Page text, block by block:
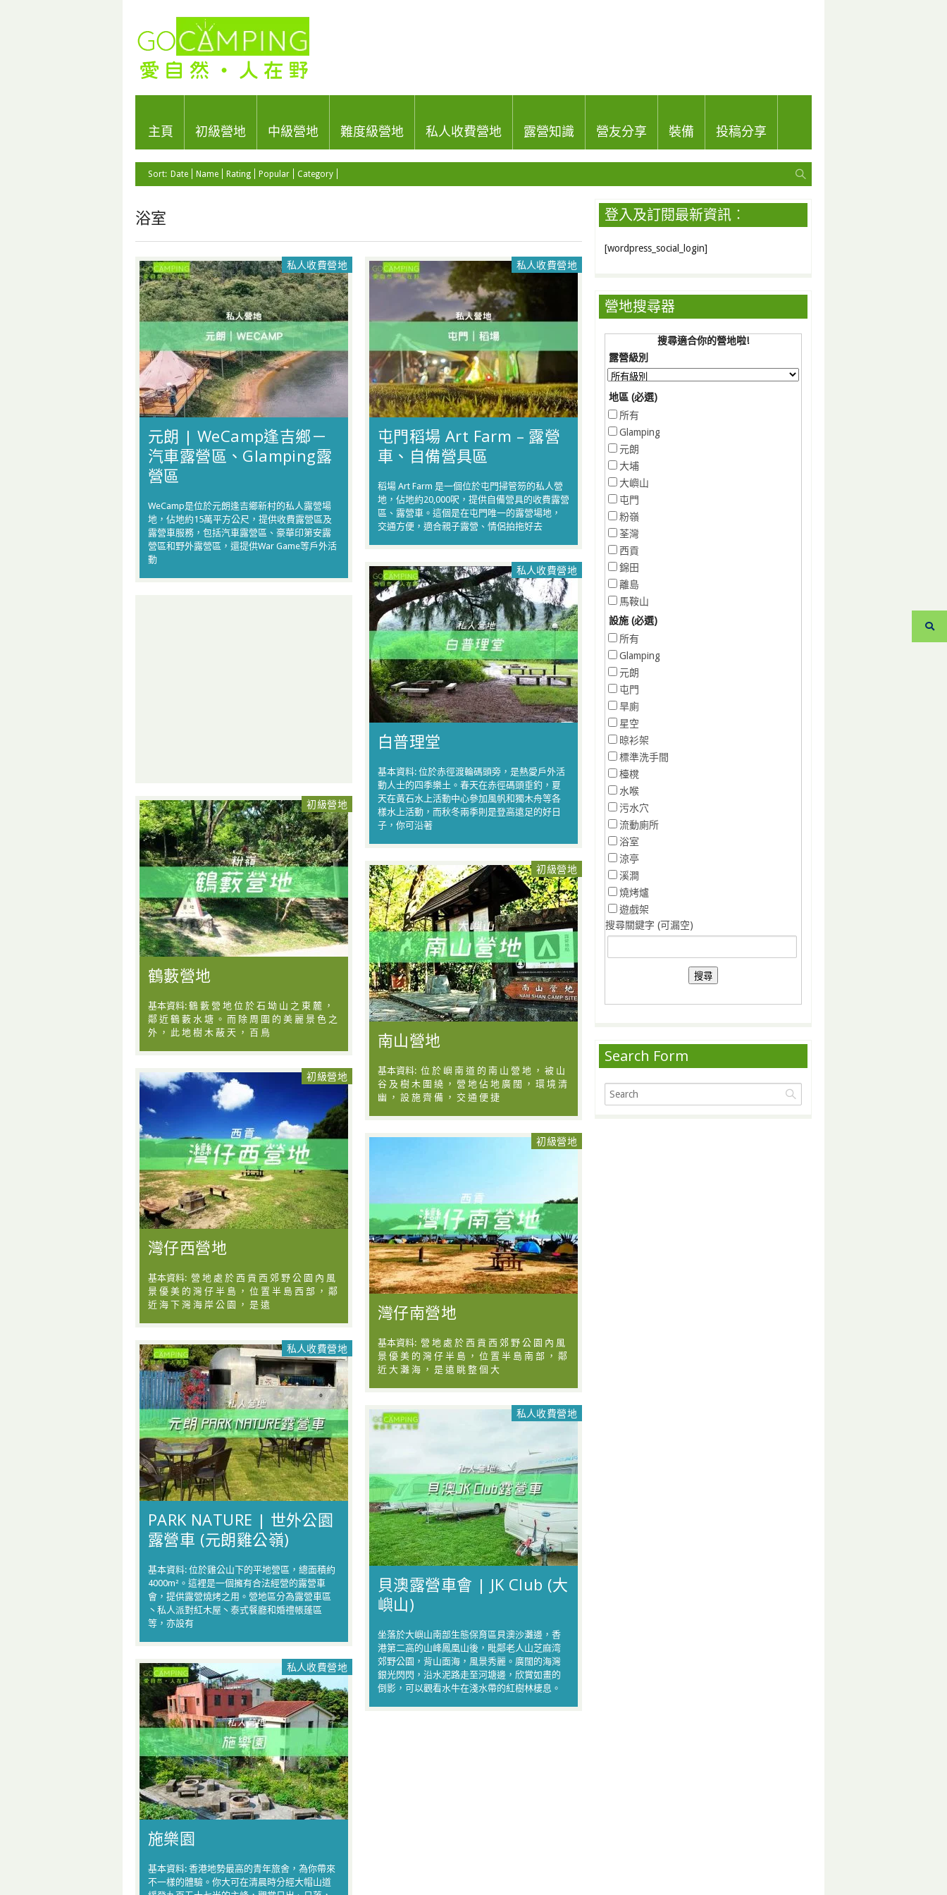
主頁 初級營地 中級營地 難度級營地 私人收費營地 露營知識 營友分享 裝備 投稿分享
Sort: Date Name Rating Popular Category
浴室
私人收費營地
元朗 | WeCamp逢吉鄉－
汽車露營區、Glamping露
營區
WeCamp是位於元朗逢吉鄉新村的私人露營場
地，佔地約15萬平方公尺，提供收費露營區及
露營車服務，包括汽⾞露營區、豪華印第安露
營區和野外露營區，還提供War Game等戶外活
動
私人收費營地
屯門稻場 Art Farm – 露營
車、自備營具區
稻場 Art Farm 是一個位於屯門掃管笏的私人營
地，佔地約20,000呎，提供自備營具的收費露營
區、露營車。這個是在屯門唯一的露營場地，
交通方便，適合親子露營、情侶拍拖好去
私人收費營地
白普理堂
基本資料: 位於赤徑渡輪碼頭旁，是熱愛戶外活
動人士的四季樂土。春天在赤徑碼頭垂釣，夏
天在黃石水上活動中心參加風帆和獨木舟等各
樣水上活動，而秋冬兩季則是登高遠足的好日
子，你可沿著
初級營地
鶴藪營地
基本資料: 鶴 藪 營 地 位 於 石 坳 山 之 東 麓 ，
鄰 近 鶴 藪 水 塘 。 而 除 周 圍 的 美 麗 景 色 之
外 ， 此 地 樹 木 蔽 天 ， 百 鳥
初級營地
南山營地
基本資料: 位 於 嶼 南 道 的 南 山 營 地 ， 被 山
谷 及 樹 木 圍 繞 ， 營 地 佔 地 廣 闊 ， 環 境 清
幽 ， 設 施 齊 備 ， 交 通 便 捷
初級營地
灣仔西營地
基本資料: 營 地 處 於 西 貢 西 郊 野 公 園 內 風
景 優 美 的 灣 仔 半 島 ， 位 置 半 島 西 部 ， 鄰
近 海 下 灣 海 岸 公 園 ， 是 遠
初級營地
灣仔南營地
基本資料: 營 地 處 於 西 貢 西 郊 野 公 園 內 風
景 優 美 的 灣 仔 半 島 ， 位 置 半 島 南 部 ， 鄰
近 大 灘 海 ， 是 遠 眺 整 個 大
私人收費營地
PARK NATURE | 世外公園
露營車 (元朗雞公嶺)
基本資料: 位於雞公山下的平地營區，總面積約
4000m²。這裡是一個擁有合法經營的露營車
會，提供露營燒烤之用。營地區分為露營車區
丶私人派對紅木屋丶泰式餐廳和婚禮帳蓬區
等，亦設有
私人收費營地
貝澳露營車會 | JK Club (大
嶼山)
坐落於大嶼山南部生態保育區貝澳沙灘邊，香
港第二高的山峰鳳凰山後，毗鄰老人山芝麻湾
郊野公園，背山面海，風景秀麗。廣闊的海灣
銀光閃閃，沿水泥路走至河塘邊，欣賞如畫的
倒影，可以觀看水牛在淺水帶的紅樹林棲息。
私人收費營地
施樂園
基本資料: 香港地勢最高的青年旅舍，為你帶來
不一樣的體驗。你大可在清晨時分經大帽山道
登入及訂閱最新資訊︰
[wordpress_social_login]
營地搜尋器
搜尋適合你的營地啦!
露營級別
地區 (必選)
所有
Glamping
元朗
大埔
大嶼山
屯門
粉嶺
荃灣
西貢
錦田
離島
馬鞍山
設施 (必選)
所有
Glamping
元朗
屯門
旱廁
星空
晾衫架
標準洗手間
檯櫈
水喉
污水穴
流動廁所
浴室
涼亭
溪澗
燒烤爐
遊戲架
搜尋關鍵字 (可漏空)
Search Form